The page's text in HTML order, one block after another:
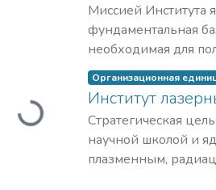
Миссией Института
фундаментальная
необходимая для
уровне требований
удовлетворение
интеллектуальном,
приобретении ими
формирование у
профессиональная
Загружается... Организационная
Институт
Стратегическая
научной школой и
плазменным,